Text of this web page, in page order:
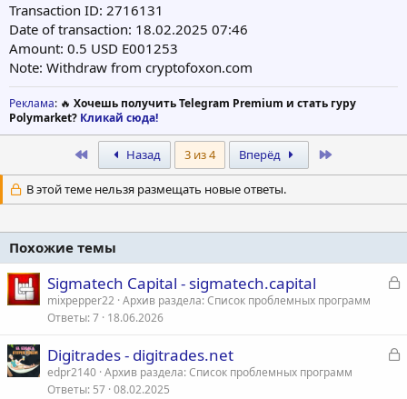
Transaction ID: 2716131
Date of transaction: 18.02.2025 07:46
Amount: 0.5 USD Е001253
Note: Withdraw from cryptofoxon.com
Реклама: 🔥 Хочешь получить Telegram Premium и стать гуру
Polymarket? Кликай сюда!
Назад 3 из 4 Вперёд
В этой теме нельзя размещать новые ответы.
Похожие темы
З
Sigmatech Capital - sigmatech.capital
mixpepper22 Архив раздела: Список проблемных программ
Ответы 7 18.06.2026
З
Digitrades - digitrades.net
edpr2140 Архив раздела: Список проблемных программ
Ответы 57 08.02.2025